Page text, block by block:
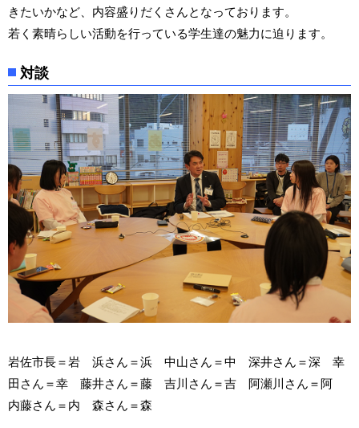
きたいかなど、内容盛りだくさんとなっております。
若く素晴らしい活動を行っている学生達の魅力に迫ります。
対談
岩佐市長＝岩 浜さん＝浜 中山さん＝中 深井さん＝深 幸
田さん＝幸 藤井さん＝藤 吉川さん＝吉 阿瀬川さん＝阿
内藤さん＝内 森さん＝森